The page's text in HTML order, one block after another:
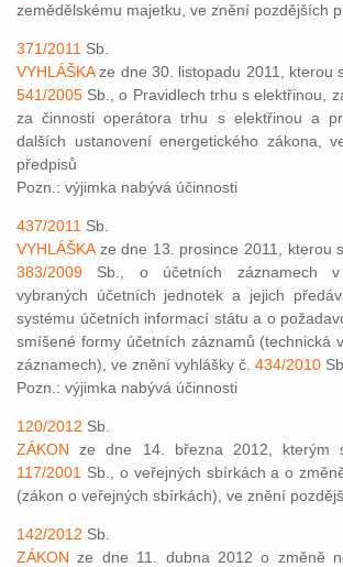
zemědělskému majetku, ve znění pozdějších
371/2011 Sb.
VYHLÁŠKAze dne 30. listopadu 2011, kterou
541/2005 Sb., o Pravidlech trhu s elektřinou,
za činnosti operátora trhu s elektřinou a
dalších ustanovení energetického zákona,
předpisů
Pozn.: výjimka nabývá účinnosti
437/2011 Sb.
VYHLÁŠKAze dne 13. prosince 2011, kterou
383/2009 Sb., o účetních záznamech v
vybraných účetních jednotek a jejich
systému účetních informací státu a o
smíšené formy účetních záznamů (technická
záznamech), ve znění vyhlášky č. 434/2010 Sb.
Pozn.: výjimka nabývá účinnosti
120/2012 Sb.
ZÁKON ze dne 14. března 2012, kterým
117/2001 Sb., o veřejných sbírkách a o
(zákon o veřejných sbírkách), ve znění
142/2012 Sb.
ZÁKON ze dne 11. dubna 2012 o změně